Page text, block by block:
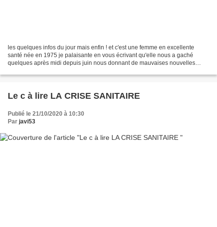
les quelques infos du jour mais enfin ! et c'est une femme en excellente
santé née en 1975 je palaisante en vous écrivant qu'elle nous a gaché
quelques après midi depuis juin nous donnant de mauvaises nouvelles
Le c à lire LA CRISE SANITAIRE
Publié le 21/10/2020 à 10:30
Par javi53